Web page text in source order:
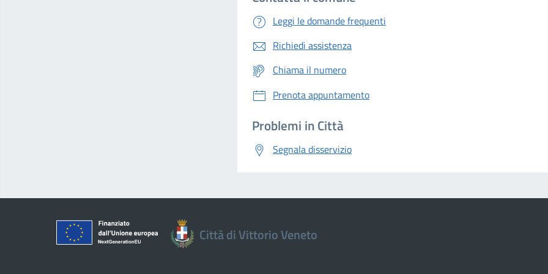
Leggi le domande frequenti
Richiedi assistenza
Chiama il numero
Prenota appuntamento
Problemi in Città
Segnala disservizio
Città di Vittorio Veneto